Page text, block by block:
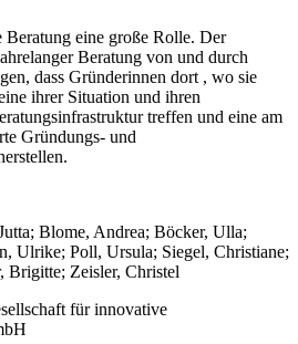
Beratung eine große Rolle. Der
Beratung von und durch
dass Gründerinnen dort , wo sie
ihrer Situation und ihren
treffen und eine am
Gründungs- und
Blome, Andrea; Böcker, Ulla;
Ulrike; Poll, Ursula; Siegel, Christiane;
Brigitte; Zeisler, Christel
für innovative